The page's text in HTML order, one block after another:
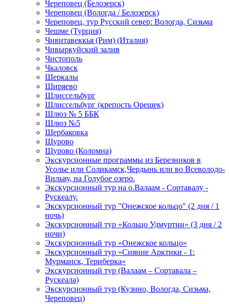
Череповец (Белозерск)
Череповец (Вологда / Белозерск)
Череповец, тур Русский север: Вологда, Сизьма
Чешме (Турция)
Чивитавеккья (Рим) (Италия)
Чивыркуйский залив
Чистополь
Чкаловск
Шеркалы
Ширяево
Шлиссельбург
Шлиссельбург (крепость Орешек)
Шлюз № 5 ББК
Шлюз №5
Щербаковка
Щурово
Щурово (Коломна)
Экскурсионные программы из Березников в
Усолье или Соликамск,Чердынь или во Всеволодо-
Вильву, на Голубое озеро.
Экскурсионный тур на о.Валаам - Сортавалу -
Рускеалу.
Экскурсионный тур "Онежское кольцо" (2 дня / 1
ночь)
Экскурсионный тур «Кольцо Удмуртии» (3 дня / 2
ночи)
Экскурсионный тур «Онежское кольцо»
Экскурсионный тур «Сияние Арктики - 1:
Мурманск, Териберка»
Экскурсионный тур (Валаам – Сортавала –
Рускеала)
Экскурсионный тур (Кузино, Вологда, Сизьма,
Череповец)